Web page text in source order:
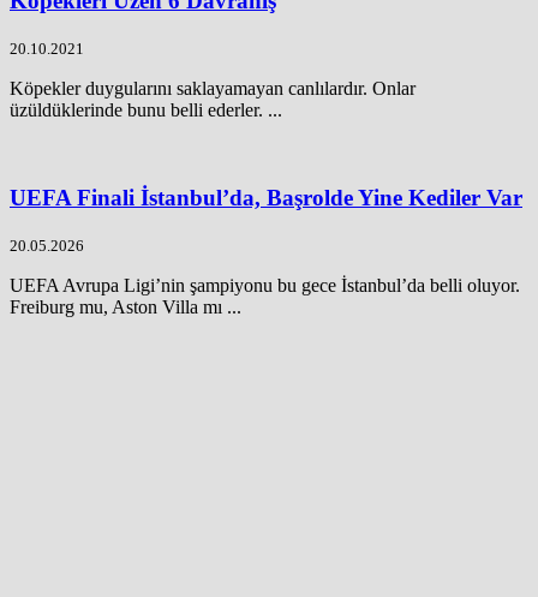
20.10.2021
Köpekler duygularını saklayamayan canlılardır. Onlar
üzüldüklerinde bunu belli ederler. ...
UEFA Finali İstanbul’da, Başrolde Yine Kediler Var
20.05.2026
UEFA Avrupa Ligi’nin şampiyonu bu gece İstanbul’da belli oluyor.
Freiburg mu, Aston Villa mı ...